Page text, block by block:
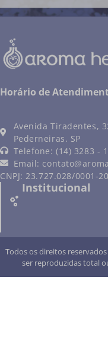
Horário de
Avenida Tiradentes,
Pederneiras. SP
Telefone: (14) 3283 -
Email:
CNPJ: 23.727.028/0001-20
Institucional
Todos os direitos
ser reproduzidas total